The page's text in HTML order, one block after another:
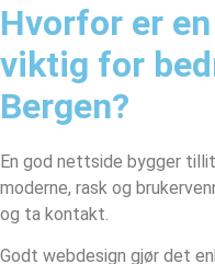
Hvorfor er
viktig for
Bergen?
En god nettside bygger
moderne, rask og
og ta kontakt.
Godt webdesign gjør det